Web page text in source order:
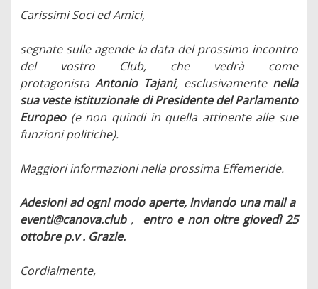
Carissimi Soci ed Amici,
segnate sulle agende la data del prossimo incontro
del vostro Club, che vedrà come
protagonistaAntonio Tajani, esclusivamente nella
sua veste istituzionale di Presidente del Parlamento
Europeo(e non quindi in quella attinente alle sue
funzioni politiche).
Maggiori informazioni nella prossima Effemeride.
Adesioni ad ogni modo aperte, inviando una mail a
eventi@canova.club ,
entro e non oltre giovedì 25
ottobre p.v . Grazie.
Cordialmente,